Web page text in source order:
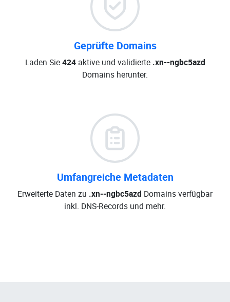
Geprüfte Domains
Laden Sie424aktive und validierte .xn--ngbc5azd
Domains herunter.
Umfangreiche Metadaten
Erweiterte Daten zu .xn--ngbc5azd Domains verfügbar
inkl. DNS-Records und mehr.